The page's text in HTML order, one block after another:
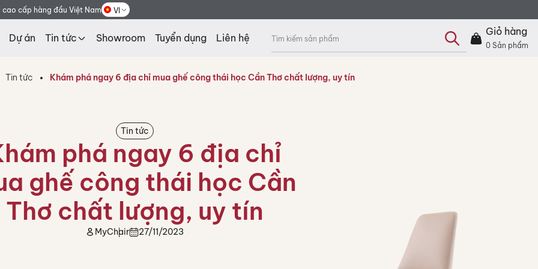
cấp hàng đầu Việt Nam VI
Dự án Tin tức Showroom Tuyển dụng Liên hệ
kiếm
phẩm
Giỏ hàng
0 Sản phẩm
Tin tức Khám phá ngay 6 địa chỉ mua ghế công thái học Cần Thơ chất lượng, uy tín
Tin tức
phá ngay 6 địa chỉ
ghế công thái học Cần
Thơ chất lượng, uy tín
MyChair 27/11/2023